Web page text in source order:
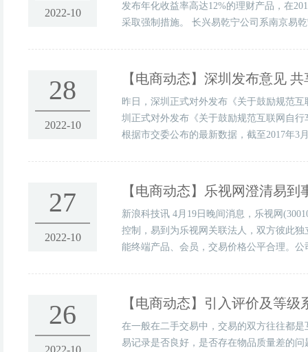
2022-10
发布年化收益率高达12%的理财产品，在
采取强制措施。 长兴易乾宁公司系南京易
28
2022-10
【电商动态】 深圳发布意见
昨日，深圳正式对外发布《关于鼓励规范
圳正式对外发布《关于鼓励规范互联网自
根据市交委公布的最新数据，截至2017年3
27
2022-10
【电商动态】 乐视网澄清易到
新浪科技讯 4月19日晚间消息，乐视网
控制，易到为乐视网关联法人，双方彼此
能终端产品、会员，交易价格公平合理。
26
2022-10
【电商动态】 引入评价及等级
在一般在二手交易中，交易的双方往往都
易记录是否良好，是否存在物品质量差的